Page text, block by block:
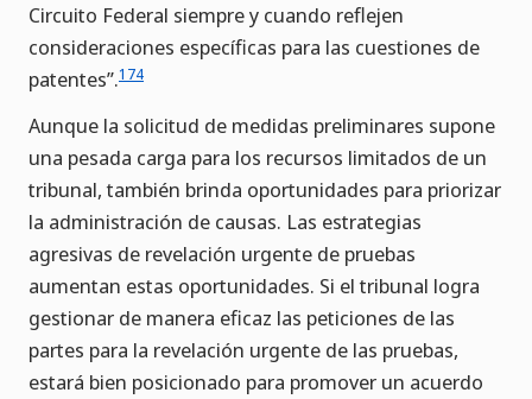
Circuito Federal siempre y cuando reflejen
consideraciones específicas para las cuestiones de
patentes”.174
Aunque la solicitud de medidas preliminares supone
una pesada carga para los recursos limitados de un
tribunal, también brinda oportunidades para priorizar
la administración de causas. Las estrategias
agresivas de revelación urgente de pruebas
aumentan estas oportunidades. Si el tribunal logra
gestionar de manera eficaz las peticiones de las
partes para la revelación urgente de las pruebas,
estará bien posicionado para promover un acuerdo